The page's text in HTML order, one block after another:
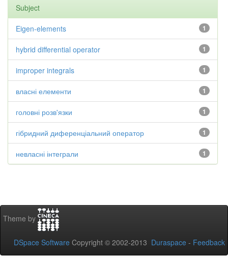
Subject
1
Eigen-elements
1
hybrid differential operator
1
improper integrals
1
власні елементи
1
головні розв'язки
1
гібридний диференціальний оператор
1
невласні інтеграли
Theme by
DSpace Software Copyright © 2002-2013 Duraspace - Feedback